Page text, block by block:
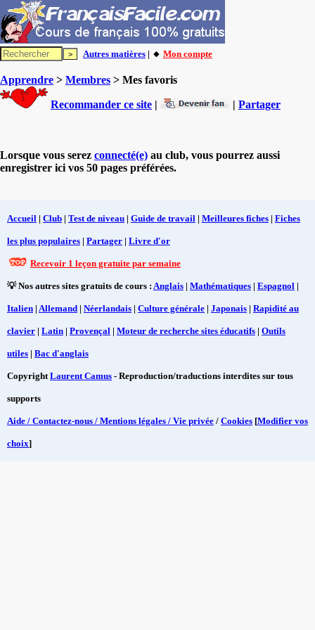
Autres matières | 🔸 Mon compte
Apprendre > Membres > Mes favoris
Recommander ce site | | Partager
Lorsque vous serez connecté(e) au club, vous pourrez aussi
enregistrer ici vos 50 pages préférées.
Accueil | Club | Test de niveau | Guide de travail | Meilleures fiches | Fiches
les plus populaires | Partager | Livre d'or
Recevoir 1 leçon gratuite par semaine
💡 Nos autres sites gratuits de cours : Anglais | Mathématiques | Espagnol |
Italien | Allemand | Néerlandais | Culture générale | Japonais | Rapidité au
clavier | Latin | Provençal | Moteur de recherche sites éducatifs | Outils
utiles | Bac d'anglais
CopyrightLaurent Camus - Reproduction/traductions interdites sur tous
supports
Aide / Contactez-nous / Mentions légales / Vie privée / Cookies [Modifier vos
choix]